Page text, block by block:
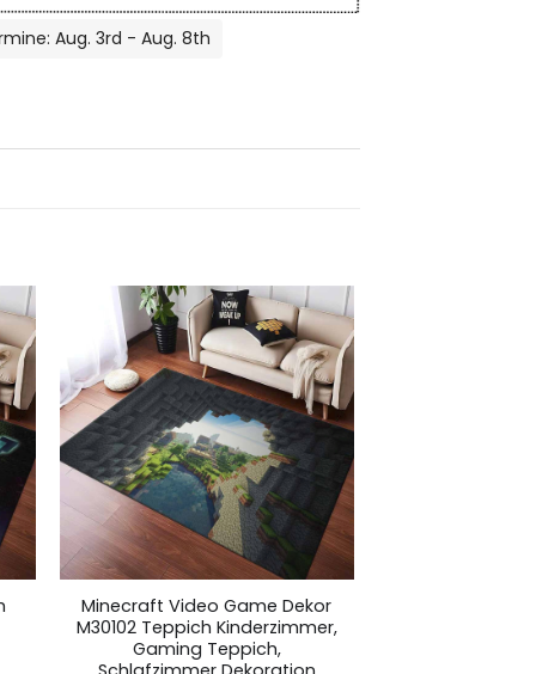
Aug. 3rd - Aug. 8th
Minecraft Video Game Dekor
M30102 Teppich Kinderzimmer,
Gaming Teppich,